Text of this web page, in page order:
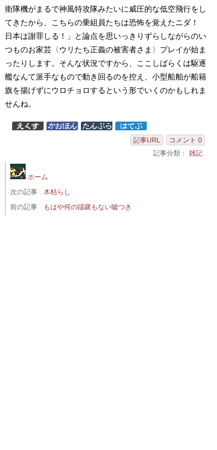
衛隊機がまるで神風特攻隊みたいに威圧的な低空飛行をし
てきたから、こちらの乗組員たちは恐怖を覚えたニダ！
日本は謝罪しる！」と論点を思いっきりずらしながらのい
つものお家芸〈ウリたち正義の被害者さま〉プレイが始ま
ったりします。そんな状況ですから、ここしばらくは駆逐
艦なんて派手なもので動き回るのを控え、小型船舶が船籍
旗を揚げずにウロチョロするという形でいくのかもしれま
せんね。
記事URL
コメント 0
記事分類： 雑記
ホーム
次の記事
木枯らし
前の記事
もはや何の躊躇もない嘘つき